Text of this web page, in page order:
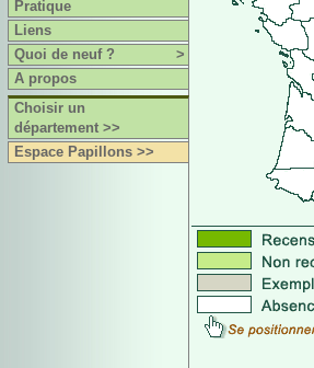
Pratique
Liens
Quoi de neuf ?
>
A propos
Choisir un
département >>
Espace Papillons >>